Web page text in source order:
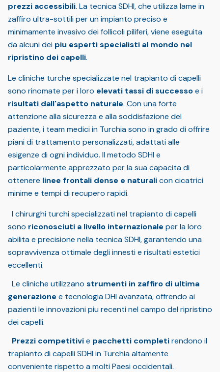
prezzi accessibili. La tecnica SDHI, che utilizza lame in
zaffiro ultra-sottili per un impianto preciso e
minimamente invasivo dei follicoli piliferi, viene eseguita
da alcuni dei piu esperti specialisti al mondo nel
ripristino dei capelli.
Le cliniche turche specializzate nel trapianto di capelli
sono rinomate per i loro elevati tassi di successoe i
risultati dall'aspetto naturale. Con una forte
attenzione alla sicurezza e alla soddisfazione del
paziente, i team medici in Turchia sono in grado di offrire
piani di trattamento personalizzati, adattati alle
esigenze di ogni individuo. Il metodo SDHI e
particolarmente apprezzato per la sua capacita di
ottenere linee frontali dense e naturalicon cicatrici
minime e tempi di recupero rapidi.
I chirurghi turchi specializzati nel trapianto di capelli
sono riconosciuti a livello internazionale per la loro
abilita e precisione nella tecnica SDHI, garantendo una
sopravvivenza ottimale degli innesti e risultati estetici
eccellenti.
Le cliniche utilizzano strumenti in zaffiro di ultima
generazione e tecnologia DHI avanzata, offrendo ai
pazienti le innovazioni piu recenti nel campo del ripristino
dei capelli.
Prezzi competitivie pacchetti completirendono il
trapianto di capelli SDHI in Turchia altamente
conveniente rispetto a molti Paesi occidentali.